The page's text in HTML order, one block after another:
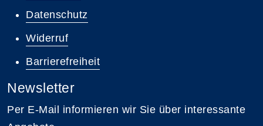
Datenschutz
Widerruf
Barrierefreiheit
Newsletter
Per E-Mail informieren wir Sie über interessante